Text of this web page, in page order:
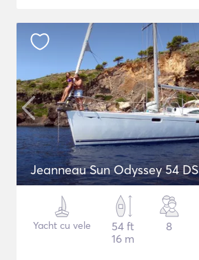
Jeanneau Sun Odyssey 54 DS
Yacht cu vele
54 ft
16 m
8